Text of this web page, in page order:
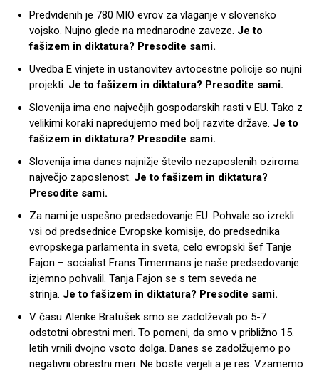
Predvidenih je 780 MIO evrov za vlaganje v slovensko
vojsko. Nujno glede na mednarodne zaveze. Je to
fašizem in diktatura? Presodite sami.
Uvedba E vinjete in ustanovitev avtocestne policije so nujni
projekti. Je to fašizem in diktatura? Presodite sami.
Slovenija ima eno največjih gospodarskih rasti v EU. Tako z
velikimi koraki napredujemo med bolj razvite države. Je to
fašizem in diktatura? Presodite sami.
Slovenija ima danes najnižje število nezaposlenih oziroma
največjo zaposlenost. Je to fašizem in diktatura?
Presodite sami.
Za nami je uspešno predsedovanje EU. Pohvale so izrekli
vsi od predsednice Evropske komisije, do predsednika
evropskega parlamenta in sveta, celo evropski šef Tanje
Fajon – socialist Frans Timermans je naše predsedovanje
izjemno pohvalil. Tanja Fajon se s tem seveda ne
strinja. Je to fašizem in diktatura? Presodite sami.
V času Alenke Bratušek smo se zadolževali po 5-7
odstotni obrestni meri. To pomeni, da smo v približno 15.
letih vrnili dvojno vsoto dolga. Danes se zadolžujemo po
negativni obrestni meri. Ne boste verjeli a je res. Vzamemo